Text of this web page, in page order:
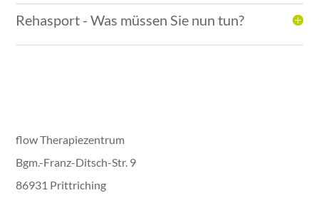
Rehasport - Was müssen Sie nun tun?
flow Therapiezentrum
Bgm.-Franz-Ditsch-Str. 9
86931 Prittriching